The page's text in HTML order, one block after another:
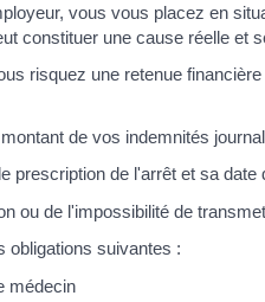
vous vous placez en
constituer une cause réelle et
risquez une retenue
de vos indemnités
prescription de l'arrêt et sa date
ou de l'impossibilité de
obligations suivantes :
médecin